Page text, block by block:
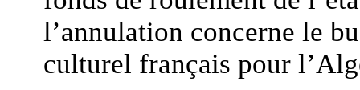
l’annulation concerne le
culturel français pour